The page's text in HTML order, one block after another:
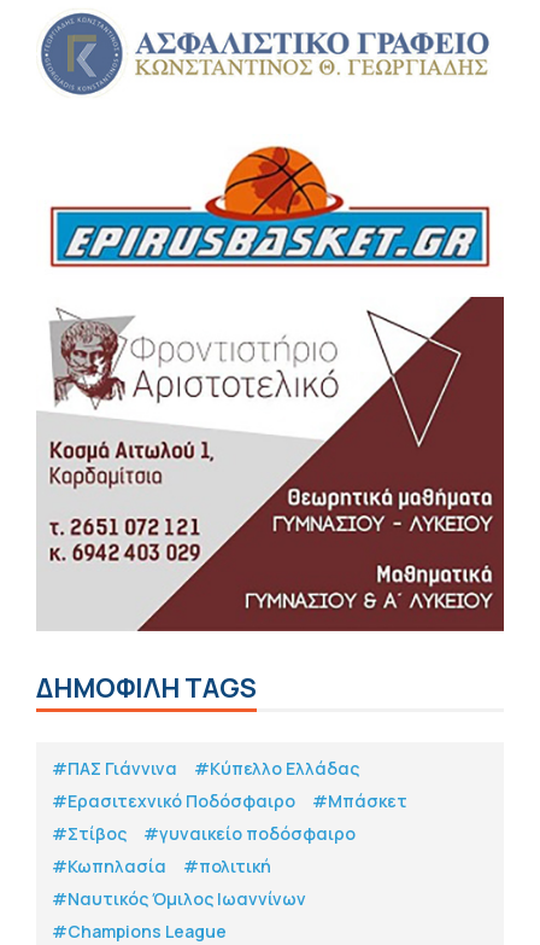
ΔΗΜΟΦΙΛΗ TAGS
#ΠΑΣ Γιάννινα
#Κύπελλο Ελλάδας
#Eρασιτεχνικό Ποδόσφαιρο
#Μπάσκετ
#Στίβος
#γυναικείο ποδόσφαιρο
#Κωπηλασία
#πολιτική
#Ναυτικός Όμιλος Ιωαννίνων
#Champions League